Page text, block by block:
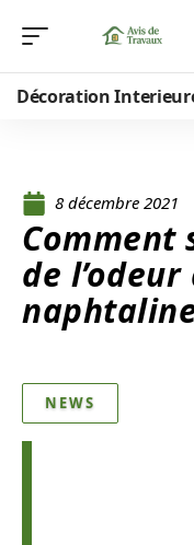
Décoration
8 décembre 2021
Comment
de
NEWS